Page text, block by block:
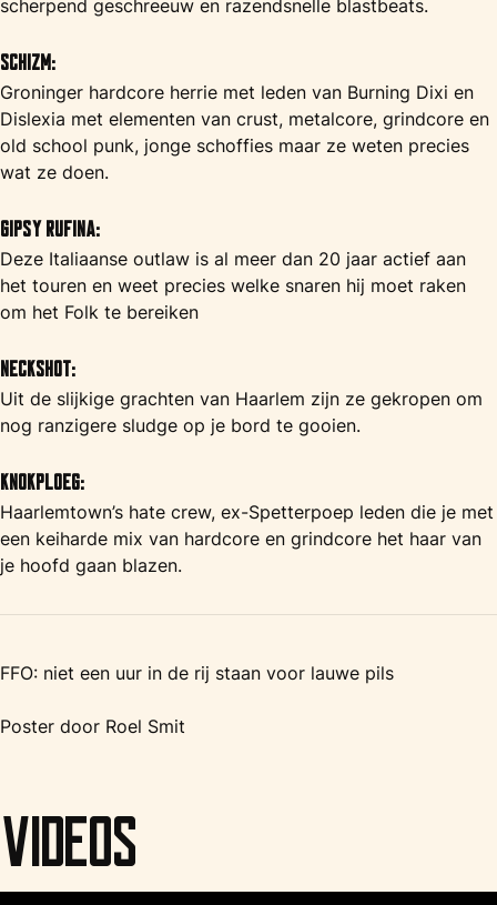
scherpend geschreeuw en razendsnelle blastbeats.
Schizm:
Groninger hardcore herrie met leden van Burning Dixi en
Dislexia met elementen van crust, metalcore, grindcore en
old school punk, jonge schoffies maar ze weten precies
wat ze doen.
Gipsy Rufina:
Deze Italiaanse outlaw is al meer dan 20 jaar actief aan
het touren en weet precies welke snaren hij moet raken
om het Folk te bereiken
Neckshot:
Uit de slijkige grachten van Haarlem zijn ze gekropen om
nog ranzigere sludge op je bord te gooien.
Knokploeg:
Haarlemtown’s hate crew, ex-Spetterpoep leden die je met
een keiharde mix van hardcore en grindcore het haar van
je hoofd gaan blazen.
FFO: niet een uur in de rij staan voor lauwe pils
Poster door Roel Smit
Videos